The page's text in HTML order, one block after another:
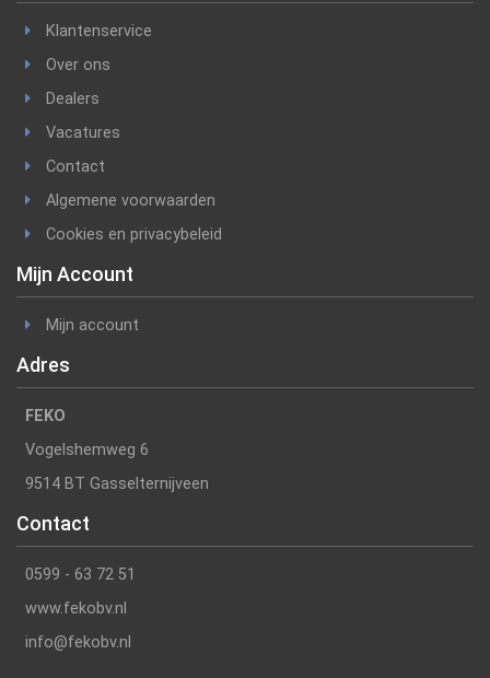
Klantenservice
Over ons
Dealers
Vacatures
Contact
Algemene voorwaarden
Cookies en privacybeleid
Mijn Account
Mijn account
Adres
FEKO
Vogelshemweg 6
9514 BT Gasselternijveen
Contact
0599 - 63 72 51
www.fekobv.nl
info@fekobv.nl